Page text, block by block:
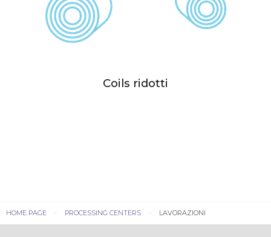
Coils ridotti
HOME PAGE PROCESSING CENTERS LAVORAZIONI